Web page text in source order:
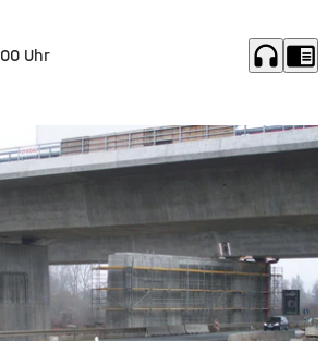
Uhr headphones chrome_reader_mode